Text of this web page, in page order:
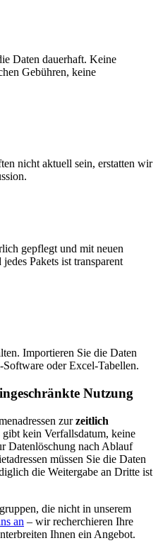
Daten dauerhaft. Keine
Gebühren, keine
nicht aktuell sein, erstatten wir
gepflegt und mit neuen
Pakets ist transparent
Importieren Sie die Daten
oder Excel-Tabellen.
Nutzung
zur zeitlich
gibt kein Verfallsdatum, keine
Datenlöschung nach Ablauf
müssen Sie die Daten
die Weitergabe an Dritte ist
die nicht in unserem
an – wir recherchieren Ihre
Ihnen ein Angebot.